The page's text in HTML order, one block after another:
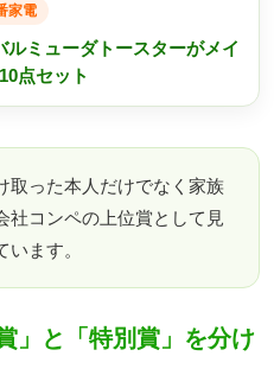
家電
ミューダトースターがメイ
点セット
取った本人だけでなく家族
社コンペの上位賞として見
ます。
」と「特別賞」を分け